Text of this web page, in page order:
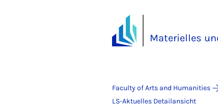
Materielles
Faculty of Arts and Humanities
LS-Aktuelles Detailansicht